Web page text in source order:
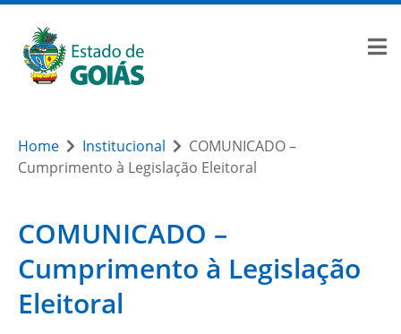
Home Institucional
COMUNICADO –
Cumprimento à Legislação Eleitoral
COMUNICADO –
Cumprimento à Legislação
Eleitoral